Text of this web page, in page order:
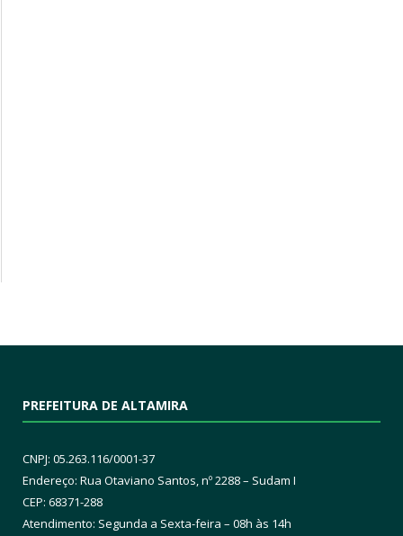
PREFEITURA DE ALTAMIRA
CNPJ: 05.263.116/0001-37
Endereço: Rua Otaviano Santos, nº 2288 – Sudam I
CEP: 68371-288
Atendimento: Segunda a Sexta-feira – 08h às 14h